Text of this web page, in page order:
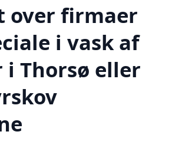
over firmaer
i vask af
i Thorsø eller